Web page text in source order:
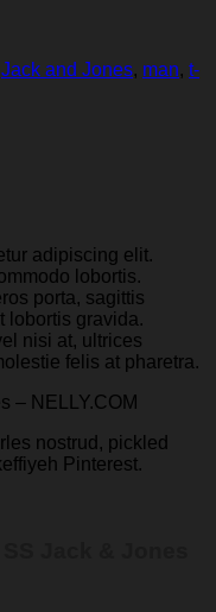
Jack and Jones, man, t-
adipiscing elit.
lobortis.
porta, sagittis
lobortis gravida.
nisi at, ultrices
felis at pharetra.
– NELLY.COM
nostrud, pickled
Pinterest.